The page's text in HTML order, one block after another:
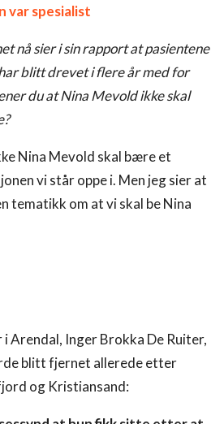
var spesialist
nå sier i sin rapport at pasientene
blitt drevet i flere år med for
du at Nina Mevold ikke skal
Nina Mevold skal bære et
vi står oppe i. Men jeg sier at
tematikk om at vi skal be Nina
Arendal, Inger Brokka De Ruiter,
blitt fjernet allerede etter
og Kristiansand: